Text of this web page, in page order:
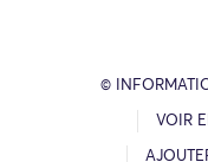
©
VOIR